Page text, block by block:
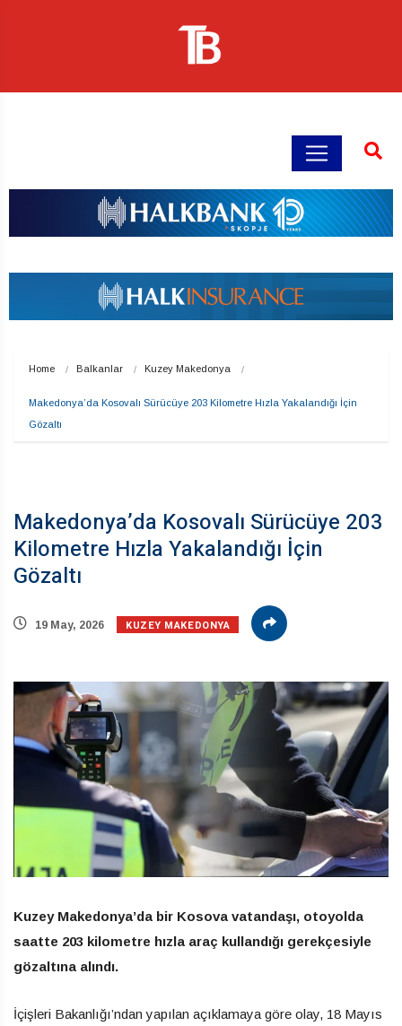
Home Balkanlar Kuzey Makedonya
Makedonya’da Kosovalı Sürücüye 203 Kilometre Hızla Yakalandığı İçin
Gözaltı
Makedonya’da Kosovalı Sürücüye 203
Kilometre Hızla Yakalandığı İçin
Gözaltı
19 May, 2026 KUZEY MAKEDONYA
Kuzey Makedonya’da bir Kosova vatandaşı, otoyolda
saatte 203 kilometre hızla araç kullandığı gerekçesiyle
gözaltına alındı.
İçişleri Bakanlığı’ndan yapılan açıklamaya göre olay, 18 Mayıs